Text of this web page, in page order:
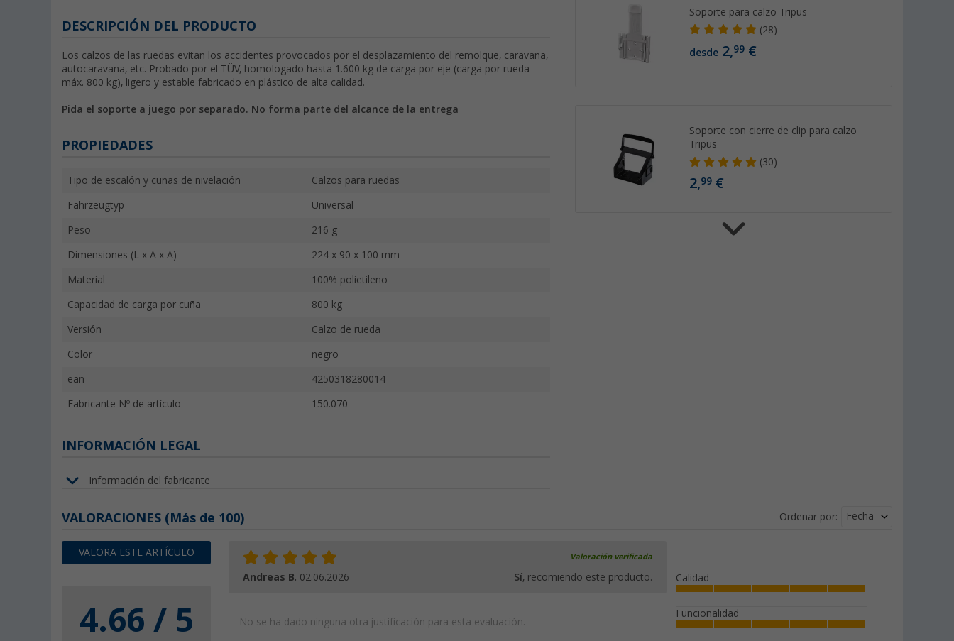
Soporte para calzo Tripus
(28)
desde 2,99 €
Soporte con cierre de clip para calzo
Tripus
(30)
2,99 €
DESCRIPCIÓN DEL PRODUCTO
Los calzos de las ruedas evitan los accidentes provocados por el desplazamiento del remolque, caravana,
autocaravana, etc. Probado por el TÜV, homologado hasta 1.600 kg de carga por eje (carga por rueda
máx. 800 kg), ligero y estable fabricado en plástico de alta calidad.
Pida el soporte a juego por separado. No forma parte del alcance de la entrega
PROPIEDADES
Tipo de escalón y cuñas de nivelación Calzos para ruedas
Fahrzeugtyp Universal
Peso 216 g
Dimensiones (L x A x A) 224 x 90 x 100 mm
Material 100% polietileno
Capacidad de carga por cuña 800 kg
Versión Calzo de rueda
Color negro
ean 4250318280014
Fabricante Nº de artículo 150.070
INFORMACIÓN LEGAL
Información del fabricante
VALORACIONES (Más de 100)
VALORA ESTE ARTÍCULO
4.66 / 5
Ordenar por: Fecha
Valoración verificada
Andreas B. 02.06.2026 Sí, recomiendo este producto.
No se ha dado ninguna otra justificación para esta evaluación.
Calidad
Funcionalidad